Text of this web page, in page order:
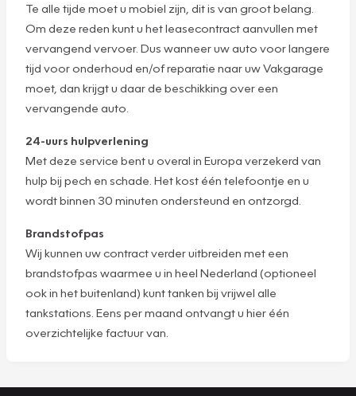
Te alle tijde moet u mobiel zijn, dit is van groot belang.
Om deze reden kunt u het leasecontract aanvullen met
vervangend vervoer. Dus wanneer uw auto voor langere
tijd voor onderhoud en/of reparatie naar uw Vakgarage
moet, dan krijgt u daar de beschikking over een
vervangende auto.
24-uurs hulpverlening
Met deze service bent u overal in Europa verzekerd van
hulp bij pech en schade. Het kost één telefoontje en u
wordt binnen 30 minuten ondersteund en ontzorgd.
Brandstofpas
Wij kunnen uw contract verder uitbreiden met een
brandstofpas waarmee u in heel Nederland (optioneel
ook in het buitenland) kunt tanken bij vrijwel alle
tankstations. Eens per maand ontvangt u hier één
overzichtelijke factuur van.